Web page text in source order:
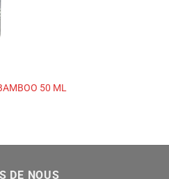
50 ML
DE NOUS